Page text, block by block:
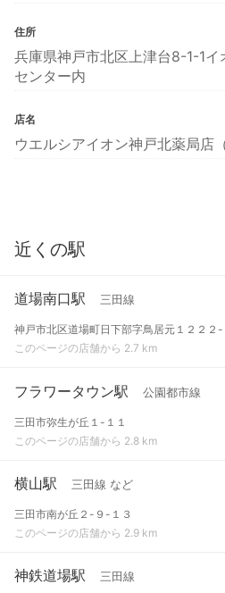
住所
兵庫県神戸市北区上津台8-1-1
センター内
店名
ウエルシアイオン神戸北薬局店
近くの駅
道場南口駅 三田線
神戸市北区道場町日下部字鳥居元１２２２-
このページの店舗から 2.7 km
フラワータウン駅 公園都市線
三田市弥生が丘１-１１
このページの店舗から 2.8 km
横山駅 三田線 など
三田市南が丘２-９-１３
このページの店舗から 2.9 km
神鉄道場駅 三田線